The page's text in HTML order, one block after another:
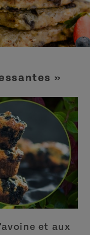
»
et aux